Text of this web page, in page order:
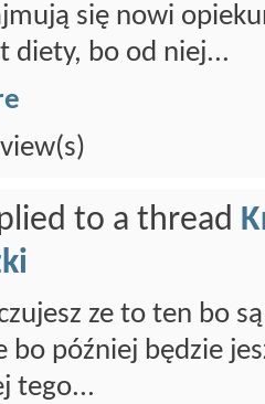
się nowi
diety, bo od niej...
to a thread
ze to ten bo
bo później będzie
tego...